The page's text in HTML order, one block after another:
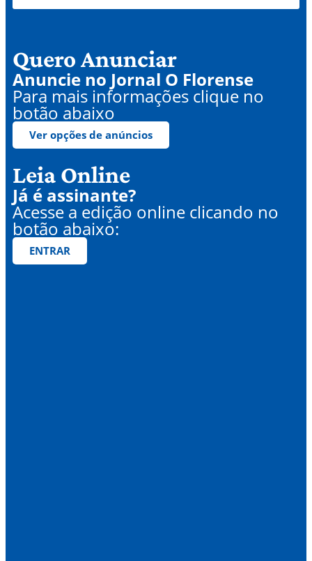
Quero Anunciar
Anuncie no Jornal O Florense
Para mais informações clique no
botão abaixo
Ver opções de anúncios
Leia Online
Já é assinante?
Acesse a edição online clicando no
botão abaixo:
ENTRAR